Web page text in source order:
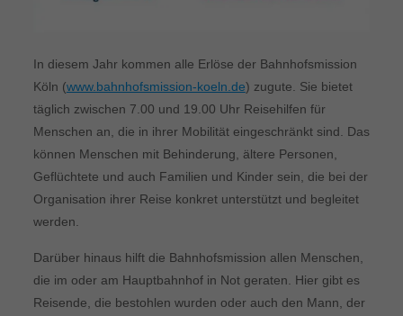
In diesem Jahr kommen alle Erlöse der Bahnhofsmission
Köln (www.bahnhofsmission-koeln.de) zu­gute. Sie bietet
täglich zwischen 7.00 und 19.00 Uhr Reisehilfen für
Menschen an, die in ihrer Mobilität eingeschränkt sind. Das
können Menschen mit Behinderung, ältere Personen,
Geflüchtete und auch Familien und Kinder sein, die bei der
Organisation ihrer Reise konkret unterstützt und begleitet
werden.
Darüber hinaus hilft die Bahnhofsmission allen Menschen,
die im oder am Hauptbahnhof in Not geraten. Hier gibt es
Reisende, die bestohlen wurden oder auch den Mann, der